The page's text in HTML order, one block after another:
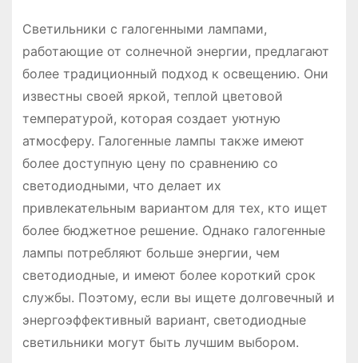
Светильники с галогенными лампами,
работающие от солнечной энергии, предлагают
более традиционный подход к освещению. Они
известны своей яркой, теплой цветовой
температурой, которая создает уютную
атмосферу. Галогенные лампы также имеют
более доступную цену по сравнению со
светодиодными, что делает их
привлекательным вариантом для тех, кто ищет
более бюджетное решение. Однако галогенные
лампы потребляют больше энергии, чем
светодиодные, и имеют более короткий срок
службы. Поэтому, если вы ищете долговечный и
энергоэффективный вариант, светодиодные
светильники могут быть лучшим выбором.